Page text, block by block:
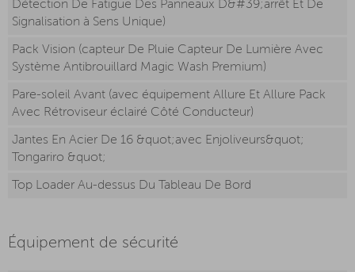
Détection De Fatigue Des Panneaux D&#39;arrêt Et De
Signalisation à Sens Unique)
Pack Vision (capteur De Pluie Capteur De Lumière Avec
Système Antibrouillard Magic Wash Premium)
Pare-soleil Avant (avec équipement Allure Et Allure Pack
Avec Rétroviseur éclairé Côté Conducteur)
Jantes En Acier De 16 &quot;avec Enjoliveurs&quot;
Tongariro &quot;
Top Loader Au-dessus Du Tableau De Bord
Équipement de sécurité